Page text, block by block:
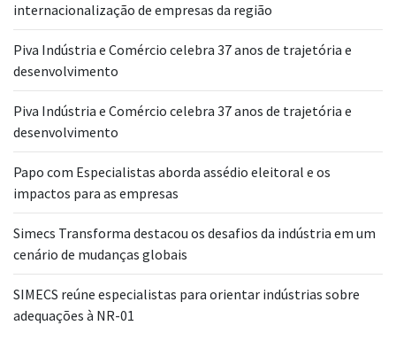
internacionalização de empresas da região
Piva Indústria e Comércio celebra 37 anos de trajetória e
desenvolvimento
Piva Indústria e Comércio celebra 37 anos de trajetória e
desenvolvimento
Papo com Especialistas aborda assédio eleitoral e os
impactos para as empresas
Simecs Transforma destacou os desafios da indústria em um
cenário de mudanças globais
SIMECS reúne especialistas para orientar indústrias sobre
adequações à NR-01